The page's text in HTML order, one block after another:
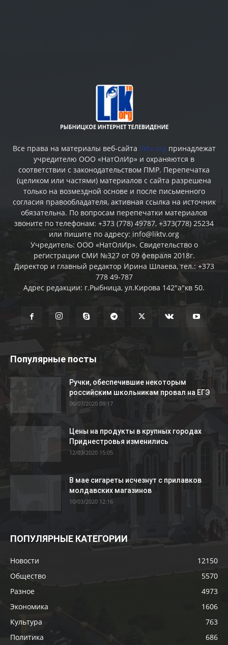
Все права на материалы веб-сайта liktv.org принадлежат
учредителю ООО «НатОлИр» и охраняются в
соответствии с законодательством ПМР. Перепечатка
(целиком или частями) материалов c сайта разрешена
только на возмездной основе и после письменного
согласия правообладателя, активная ссылка на источник
обязательна. По вопросам перепечатки материалов
звоните по телефонам: +373 (778) 49787, +373(778) 25234
или пишите по адресу: info@liktv.org
Учредитель: ООО «НатОлИр». Свидетельство о
регистрации СМИ №327 от 09 февраля 2018г.
Директор и главный редактор Ирина Шлаева, тел.: +373
778 49-787
Адрес редакции: г.Рыбница, ул.Кирова 142"а"кв 50.
Популярные посты
Ручки, обеспечившие некоторым
российским школьникам провал на ЕГЭ
06/07/2020 09:17
Цены на продукты в крупных городах
Приднестровья изменились
12/03/2020 15:05
В мае сигареты исчезнут с прилавков
молдавских магазинов
10/03/2020 12:16
ПОПУЛЯРНЫЕ КАТЕГОРИИ
Новости
12150
Общество
5570
Разное
4973
Экономика
1606
Культура
763
Политика
686